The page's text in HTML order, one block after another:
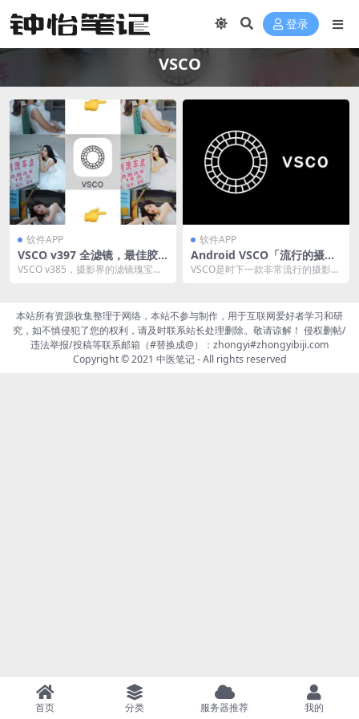
登录
VSCO
软件APP
VSCO v397 全滤镜，最佳胶
片模拟效果拍照软件，解锁会
VSCO v385，摄影界的滤镜瑰宝，
软件APP
Android VSCO「流行的摄影
滤镜」v318 解锁全部滤镜专
VSCO是时下一款非常流行的摄影A
本站所有资源收集整理于网络，本站不参与制作，用于互联网爱好者学习和研
究，如不慎侵犯了您的权利，请及时联系站长处理删除。敬请谅解！ 侵权删帖/
违法举报/投稿等联系邮箱（#替换成@）：zhongyi#zhongyibiji.com
Copyright © 2021 中医笔记- All rights reserved
首页 分类 服务器推荐 我的